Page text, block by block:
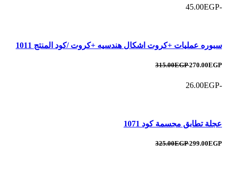
-45.00EGP
سبوره عمليات +كروت اشكال هندسيه +كروت /كود المنتج 1011
315.00EGP270.00EGP
-26.00EGP
عجلة تطابق مجسمة كود 1071
325.00EGP299.00EGP